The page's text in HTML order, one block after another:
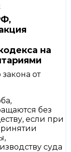
на
от
без
если при
суда